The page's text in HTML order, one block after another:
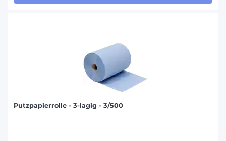
Putzpapierrolle - 3-lagig - 3/500